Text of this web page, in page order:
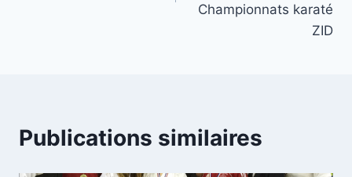
Championnats karaté
ZID
Publications similaires